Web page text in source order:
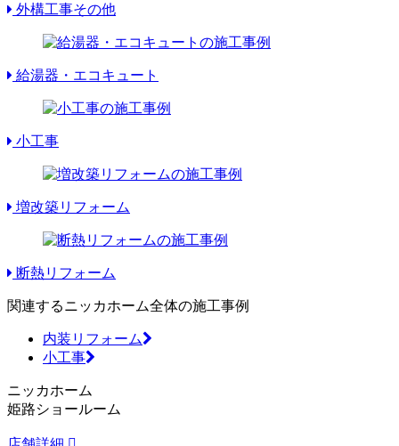
外構工事その他
給湯器・エコキュート
小工事
増改築リフォーム
断熱リフォーム
関連するニッカホーム全体の施工事例
内装リフォーム
小工事
ニッカホーム
姫路ショールーム